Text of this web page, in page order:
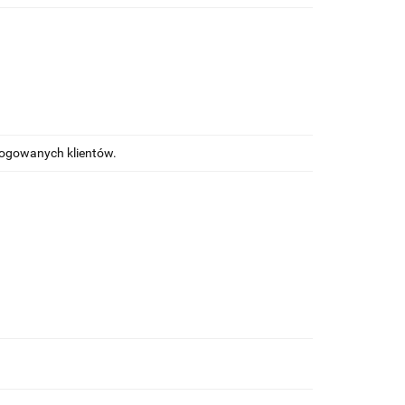
klientów.